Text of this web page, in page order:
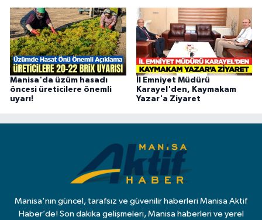
Manisa'da üzüm hasadı
öncesi üreticilere önemli
uyarı!
İl Emniyet Müdürü
Karayel'den, Kaymakam
Yazar'a Ziyaret
Manisa'nın güncel, tarafsız ve güvenilir haberleri Manisa Aktif
Haber’de! Son dakika gelişmeleri, Manisa haberleri ve yerel